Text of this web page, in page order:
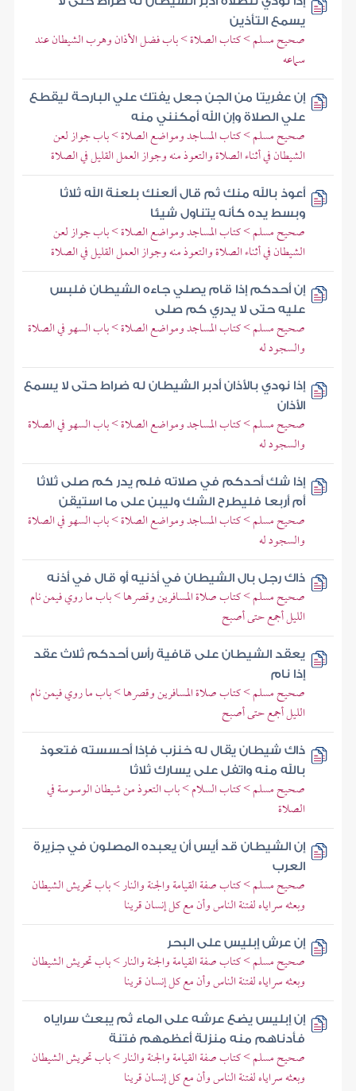
يسمع التأذين
صحيح مسلم > كتاب الصلاة > باب فضل الأذان وهرب الشيطان عند
سماعه
إن عفريتا من الجن جعل يفتك علي البارحة ليقطع
علي الصلاة وإن الله أمكنني منه
صحيح مسلم > كتاب المساجد ومواضع الصلاة > باب جواز لعن
الشيطان في أثناء الصلاة والتعوذ منه وجواز العمل القليل في الصلاة
أعوذ بالله منك ثم قال ألعنك بلعنة الله ثلاثا
وبسط يده كأنه يتناول شيئا
صحيح مسلم > كتاب المساجد ومواضع الصلاة > باب جواز لعن
الشيطان في أثناء الصلاة والتعوذ منه وجواز العمل القليل في الصلاة
إن أحدكم إذا قام يصلي جاءه الشيطان فلبس
عليه حتى لا يدري كم صلى
صحيح مسلم > كتاب المساجد ومواضع الصلاة > باب السهو في الصلاة
والسجود له
إذا نودي بالأذان أدبر الشيطان له ضراط حتى لا يسمع
الأذان
صحيح مسلم > كتاب المساجد ومواضع الصلاة > باب السهو في الصلاة
والسجود له
إذا شك أحدكم في صلاته فلم يدر كم صلى ثلاثا
أم أربعا فليطرح الشك وليبن على ما استيقن
صحيح مسلم > كتاب المساجد ومواضع الصلاة > باب السهو في الصلاة
والسجود له
ذاك رجل بال الشيطان في أذنيه أو قال في أذنه
صحيح مسلم > كتاب صلاة المسافرين وقصرها > باب ما روي فيمن نام
الليل أجمع حتى أصبح
يعقد الشيطان على قافية رأس أحدكم ثلاث عقد
إذا نام
صحيح مسلم > كتاب صلاة المسافرين وقصرها > باب ما روي فيمن نام
الليل أجمع حتى أصبح
ذاك شيطان يقال له خنزب فإذا أحسسته فتعوذ
بالله منه واتفل على يسارك ثلاثا
صحيح مسلم > كتاب السلام > باب التعوذ من شيطان الوسوسة في
الصلاة
إن الشيطان قد أيس أن يعبده المصلون في جزيرة
العرب
صحيح مسلم > كتاب صفة القيامة والجنة والنار > باب تحريش الشيطان
وبعثه سراياه لفتنة الناس وأن مع كل إنسان قرينا
إن عرش إبليس على البحر
صحيح مسلم > كتاب صفة القيامة والجنة والنار > باب تحريش الشيطان
وبعثه سراياه لفتنة الناس وأن مع كل إنسان قرينا
إن إبليس يضع عرشه على الماء ثم يبعث سراياه
فأدناهم منه منزلة أعظمهم فتنة
صحيح مسلم > كتاب صفة القيامة والجنة والنار > باب تحريش الشيطان
وبعثه سراياه لفتنة الناس وأن مع كل إنسان قرينا